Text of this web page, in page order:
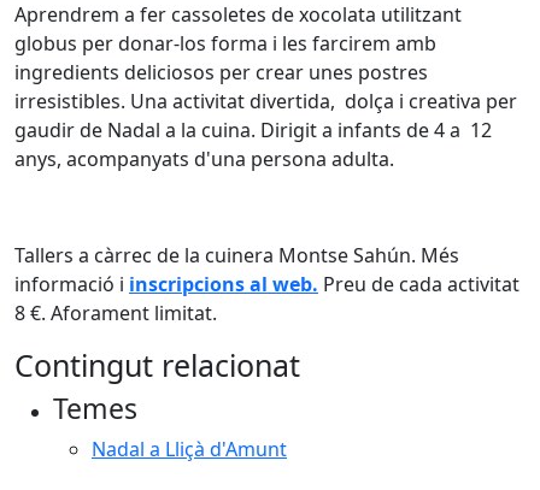
Aprendrem a fer cassoletes de xocolata utilitzant
globus per donar-los forma i les farcirem amb
ingredients deliciosos per crear unes postres
irresistibles. Una activitat divertida, dolça i creativa per
gaudir de Nadal a la cuina. Dirigit a infants de 4 a 12
anys, acompanyats d'una persona adulta.
Tallers a càrrec de la cuinera Montse Sahún. Més
informació i inscripcions al web. Preu de cada activitat
8 €. Aforament limitat.
Contingut relacionat
Temes
Nadal a Lliçà d'Amunt